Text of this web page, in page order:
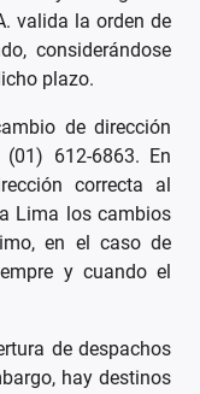
valida la orden de
considerándose
plazo.
de dirección
612-6863. En
correcta al
Lima los cambios
en el caso de
y cuando el
de despachos
hay destinos